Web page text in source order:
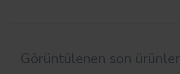
Görüntülenen son ürünler